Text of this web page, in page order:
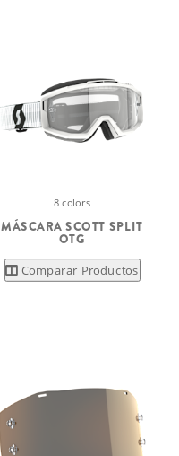
8 colors
MÁSCARA SCOTT SPLIT
OTG
Comparar Productos